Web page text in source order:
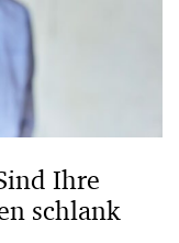
Ihre
schlank